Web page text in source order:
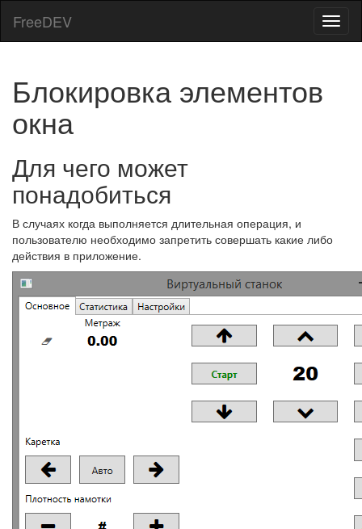
FreeDEV
Блокировка элементов
окна
Для чего может
понадобиться
В случаях когда выполняется длительная операция, и
пользователю необходимо запретить совершать какие либо
действия в приложение.